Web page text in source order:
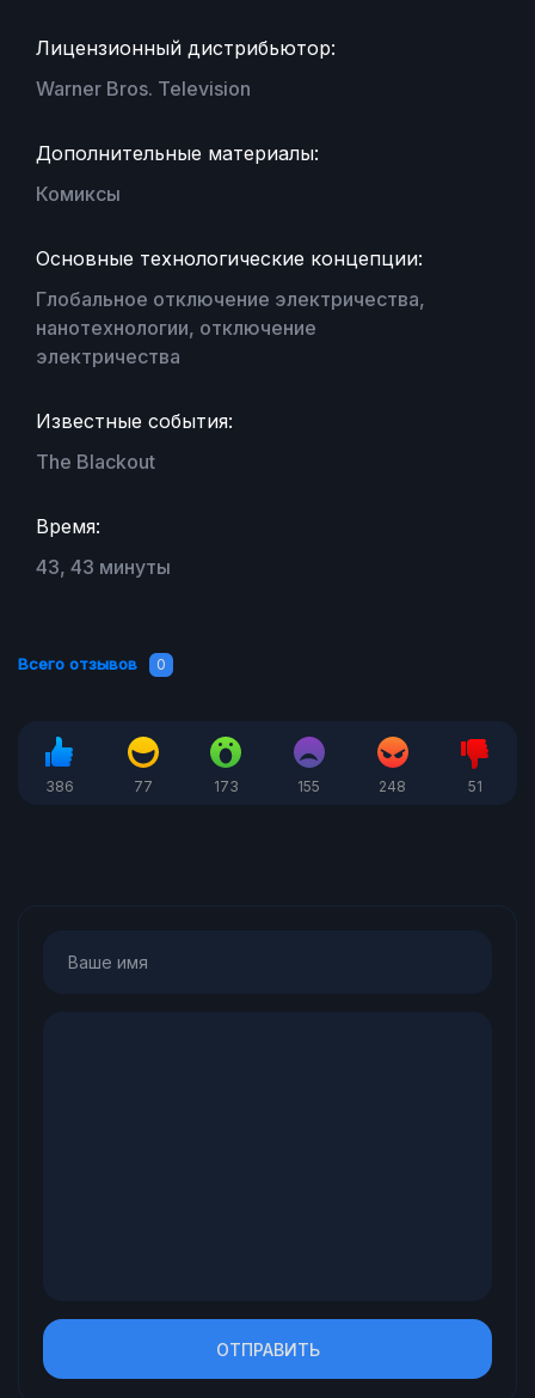
Лицензионный дистрибьютор:
Warner Bros. Television
Дополнительные материалы:
Комиксы
Основные технологические концепции:
Глобальное отключение электричества,
нанотехнологии, отключение
электричества
Известные события:
The Blackout
Время:
43, 43 минуты
Всего отзывов 0
386 77 173 155 248 51
ОТПРАВИТЬ